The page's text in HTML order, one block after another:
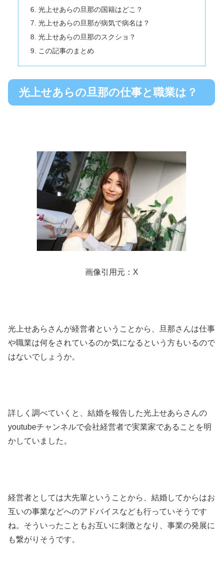
光上せあらの旦那の国籍はどこ？
光上せあらの旦那が病気で病名は？
光上せあらの旦那のスクショ？
この記事のまとめ
光上せあらの旦那の仕事と職業は？
画像引用元：X
光上せあらさんが経営者ということから、旦那さんは仕事
や職業は何をされているのか気になるという方もいるので
はないでしょうか。
詳しく調べていくと、結婚を報告した光上せあらさんの
youtubeチャンネルで会社経営者で実業家であることを明
かしていました。
経営者としては大先輩ということから、結婚してからはお
互いの事業などへのアドバイスなども行っていそうです
ね。そういったこともお互いに刺激となり、事業の発展に
も繋がりそうです。